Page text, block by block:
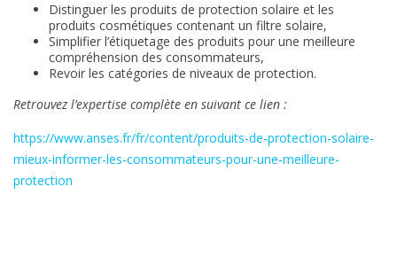
Distinguer les produits de protection solaire et les
produits cosmétiques contenant un filtre solaire,
Simplifier l’étiquetage des produits pour une meilleure
compréhension des consommateurs,
Revoir les catégories de niveaux de protection.
Retrouvez l’expertise complète en suivant ce lien :
https://www.anses.fr/fr/content/produits-de-protection-solaire-
mieux-informer-les-consommateurs-pour-une-meilleure-
protection